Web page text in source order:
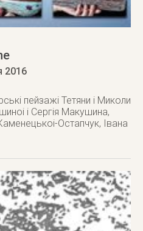
2016
пейзажі Тетяни і Миколи
і Сергія Макушина,
Остапчук, Івана